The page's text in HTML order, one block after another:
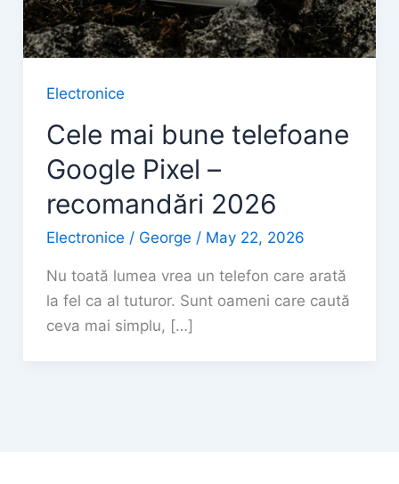
Electronice
Cele mai bune telefoane
Google Pixel –
recomandări 2026
Electronice / George / May 22, 2026
Nu toată lumea vrea un telefon care arată
la fel ca al tuturor. Sunt oameni care caută
ceva mai simplu, […]